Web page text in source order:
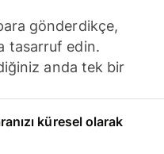
gönderdikçe,
tasarruf edin.
anda tek bir
küresel olarak